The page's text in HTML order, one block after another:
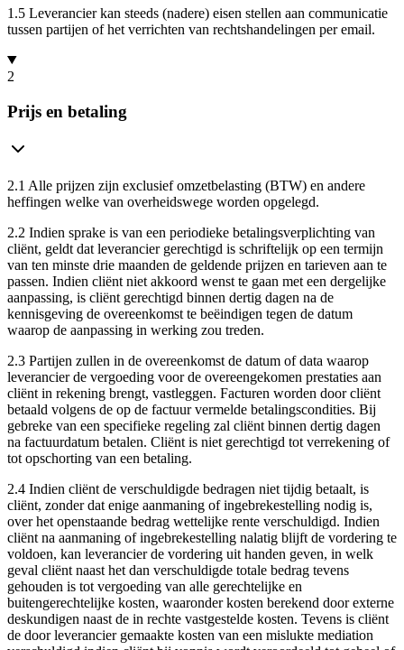
1.5 Leverancier kan steeds (nadere) eisen stellen aan communicatie
tussen partijen of het verrichten van rechtshandelingen per email.
2
Prijs en betaling
2.1 Alle prijzen zijn exclusief omzetbelasting (BTW) en andere
heffingen welke van overheidswege worden opgelegd.
2.2 Indien sprake is van een periodieke betalingsverplichting van
cliënt, geldt dat leverancier gerechtigd is schriftelijk op een termijn
van ten minste drie maanden de geldende prijzen en tarieven aan te
passen. Indien cliënt niet akkoord wenst te gaan met een dergelijke
aanpassing, is cliënt gerechtigd binnen dertig dagen na de
kennisgeving de overeenkomst te beëindigen tegen de datum
waarop de aanpassing in werking zou treden.
2.3 Partijen zullen in de overeenkomst de datum of data waarop
leverancier de vergoeding voor de overeengekomen prestaties aan
cliënt in rekening brengt, vastleggen. Facturen worden door cliënt
betaald volgens de op de factuur vermelde betalingscondities. Bij
gebreke van een specifieke regeling zal cliënt binnen dertig dagen
na factuurdatum betalen. Cliënt is niet gerechtigd tot verrekening of
tot opschorting van een betaling.
2.4 Indien cliënt de verschuldigde bedragen niet tijdig betaalt, is
cliënt, zonder dat enige aanmaning of ingebrekestelling nodig is,
over het openstaande bedrag wettelijke rente verschuldigd. Indien
cliënt na aanmaning of ingebrekestelling nalatig blijft de vordering te
voldoen, kan leverancier de vordering uit handen geven, in welk
geval cliënt naast het dan verschuldigde totale bedrag tevens
gehouden is tot vergoeding van alle gerechtelijke en
buitengerechtelijke kosten, waaronder kosten berekend door externe
deskundigen naast de in rechte vastgestelde kosten. Tevens is cliënt
de door leverancier gemaakte kosten van een mislukte mediation